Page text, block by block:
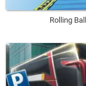
Rolling Ball